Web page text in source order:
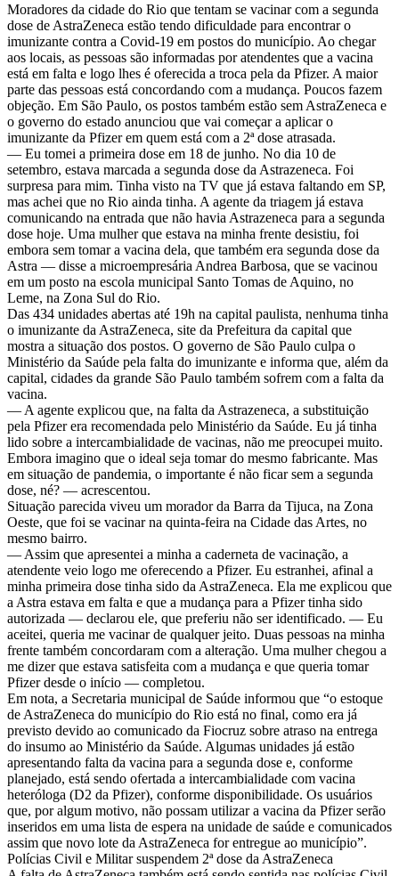
Moradores da cidade do Rio que tentam se vacinar com a segunda
dose de AstraZeneca estão tendo dificuldade para encontrar o
imunizante contra a Covid-19 em postos do município. Ao chegar
aos locais, as pessoas são informadas por atendentes que a vacina
está em falta e logo lhes é oferecida a troca pela da Pfizer. A maior
parte das pessoas está concordando com a mudança. Poucos fazem
objeção. Em São Paulo, os postos também estão sem AstraZeneca e
o governo do estado anunciou que vai começar a aplicar o
imunizante da Pfizer em quem está com a 2ª dose atrasada.
— Eu tomei a primeira dose em 18 de junho. No dia 10 de
setembro, estava marcada a segunda dose da Astrazeneca. Foi
surpresa para mim. Tinha visto na TV que já estava faltando em SP,
mas achei que no Rio ainda tinha. A agente da triagem já estava
comunicando na entrada que não havia Astrazeneca para a segunda
dose hoje. Uma mulher que estava na minha frente desistiu, foi
embora sem tomar a vacina dela, que também era segunda dose da
Astra — disse a microempresária Andrea Barbosa, que se vacinou
em um posto na escola municipal Santo Tomas de Aquino, no
Leme, na Zona Sul do Rio.
Das 434 unidades abertas até 19h na capital paulista, nenhuma tinha
o imunizante da AstraZeneca, site da Prefeitura da capital que
mostra a situação dos postos. O governo de São Paulo culpa o
Ministério da Saúde pela falta do imunizante e informa que, além da
capital, cidades da grande São Paulo também sofrem com a falta da
vacina.
— A agente explicou que, na falta da Astrazeneca, a substituição
pela Pfizer era recomendada pelo Ministério da Saúde. Eu já tinha
lido sobre a intercambialidade de vacinas, não me preocupei muito.
Embora imagino que o ideal seja tomar do mesmo fabricante. Mas
em situação de pandemia, o importante é não ficar sem a segunda
dose, né? — acrescentou.
Situação parecida viveu um morador da Barra da Tijuca, na Zona
Oeste, que foi se vacinar na quinta-feira na Cidade das Artes, no
mesmo bairro.
— Assim que apresentei a minha a caderneta de vacinação, a
atendente veio logo me oferecendo a Pfizer. Eu estranhei, afinal a
minha primeira dose tinha sido da AstraZeneca. Ela me explicou que
a Astra estava em falta e que a mudança para a Pfizer tinha sido
autorizada — declarou ele, que preferiu não ser identificado. — Eu
aceitei, queria me vacinar de qualquer jeito. Duas pessoas na minha
frente também concordaram com a alteração. Uma mulher chegou a
me dizer que estava satisfeita com a mudança e que queria tomar
Pfizer desde o início — completou.
Em nota, a Secretaria municipal de Saúde informou que “o estoque
de AstraZeneca do município do Rio está no final, como era já
previsto devido ao comunicado da Fiocruz sobre atraso na entrega
do insumo ao Ministério da Saúde. Algumas unidades já estão
apresentando falta da vacina para a segunda dose e, conforme
planejado, está sendo ofertada a intercambialidade com vacina
heteróloga (D2 da Pfizer), conforme disponibilidade. Os usuários
que, por algum motivo, não possam utilizar a vacina da Pfizer serão
inseridos em uma lista de espera na unidade de saúde e comunicados
assim que novo lote da AstraZeneca for entregue ao município”.
Polícias Civil e Militar suspendem 2ª dose da AstraZeneca